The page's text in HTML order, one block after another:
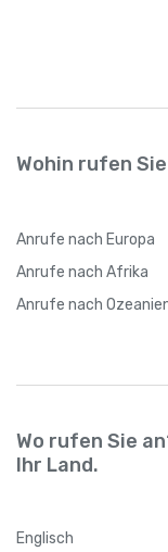
Wohin rufen
Anrufe nach Europa
Anrufe nach Afrika
Anrufe nach
Wo rufen Sie
Ihr Land.
Englisch